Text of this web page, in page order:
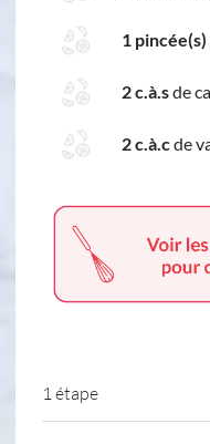
1 pincée(s)
2 c.à.sde
2 c.à.cde
1 étape